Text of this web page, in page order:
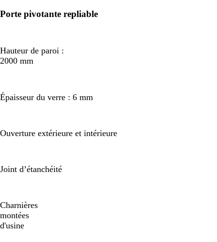
Précédent
Suivant
Porte pivotante repliable
Hauteur de paroi :
2000 mm
Épaisseur du verre : 6 mm
Ouverture extérieure et intérieure
Joint d’étanchéité
Charnières
montées
d'usine